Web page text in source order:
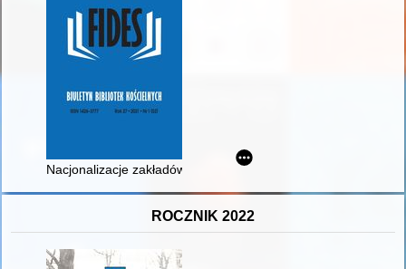
Nacjonalizacje zakładów drukarskich na terenie Sandomierza
ROCZNIK 2022